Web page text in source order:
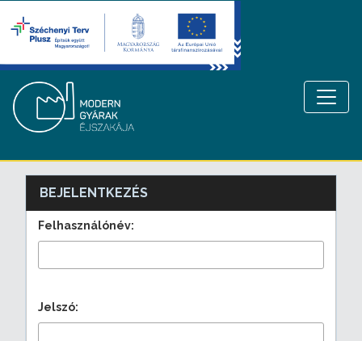
BEJELENTKEZÉS
Felhasználónév:
Jelszó: